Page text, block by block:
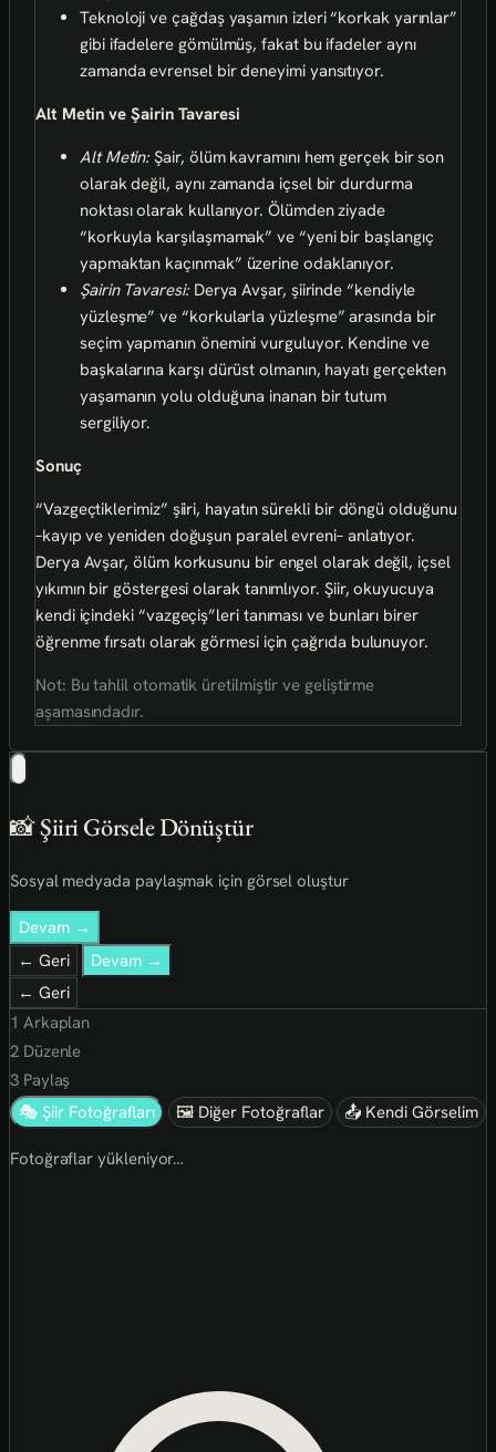
Teknoloji ve çağdaş yaşamın izleri “korkak yarınlar”
gibi ifadelere gömülmüş, fakat bu ifadeler aynı
zamanda evrensel bir deneyimi yansıtıyor.
Alt Metin ve Şairin Tavaresi
Alt Metin:Şair, ölüm kavramını hem gerçek bir son
olarak değil, aynı zamanda içsel bir durdurma
noktası olarak kullanıyor. Ölümden ziyade
“korkuyla karşılaşmamak” ve “yeni bir başlangıç
yapmaktan kaçınmak” üzerine odaklanıyor.
Şairin Tavaresi:Derya Avşar, şiirinde “kendiyle
yüzleşme” ve “korkularla yüzleşme” arasında bir
seçim yapmanın önemini vurguluyor. Kendine ve
başkalarına karşı dürüst olmanın, hayatı gerçekten
yaşamanın yolu olduğuna inanan bir tutum
sergiliyor.
Sonuç
“Vazgeçtiklerimiz” şiiri, hayatın sürekli bir döngü olduğunu
–kayıp ve yeniden doğuşun paralel evreni– anlatıyor.
Derya Avşar, ölüm korkusunu bir engel olarak değil, içsel
yıkımın bir göstergesi olarak tanımlıyor. Şiir, okuyucuya
kendi içindeki “vazgeçiş”leri tanıması ve bunları birer
öğrenme fırsatı olarak görmesi için çağrıda bulunuyor.
Not: Bu tahlil otomatik üretilmiştir ve geliştirme
aşamasındadır.
📸 Şiiri Görsele Dönüştür
Sosyal medyada paylaşmak için görsel oluştur
Devam →
← Geri
Devam →
← Geri
1 Arkaplan
2Düzenle
3Paylaş
🎭 Şiir Fotoğrafları
🖼 Diğer Fotoğraflar 📤 Kendi Görselim
Fotoğraflar yükleniyor…